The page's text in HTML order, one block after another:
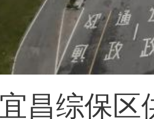
宜昌综保区